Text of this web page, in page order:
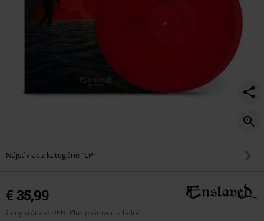
Nájsť viac z kategórie "LP"
€ 35,99
Ceny vrátane DPH, Plus poštovné a balné